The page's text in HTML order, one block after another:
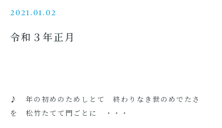
2021.01.02
令和３年正月
♪ 年の初めのためしとて 終わりなき世のめでたさ
を 松竹たてて門ごとに ・・・